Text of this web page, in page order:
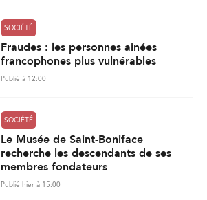
SOCIÉTÉ
Fraudes : les personnes ainées
francophones plus vulnérables
Publié à 12:00
SOCIÉTÉ
Le Musée de Saint-Boniface
recherche les descendants de ses
membres fondateurs
Publié hier à 15:00